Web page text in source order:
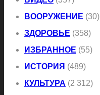
ВООРУЖЕНИЕ (30)
ЗДОРОВЬЕ (358)
ИЗБРАННОЕ (55)
ИСТОРИЯ (489)
КУЛЬТУРА (2 312)